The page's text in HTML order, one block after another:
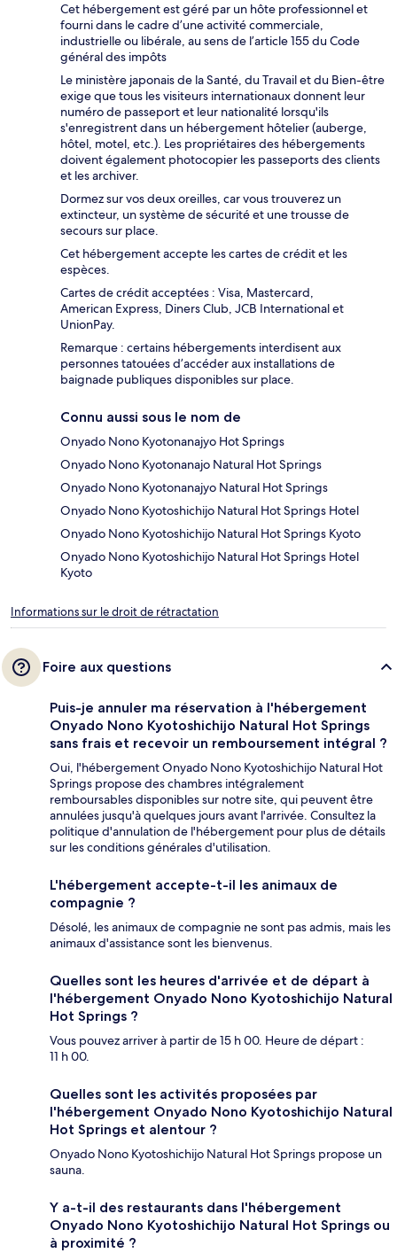
Cet hébergement est géré par un hôte professionnel et
fourni dans le cadre d’une activité commerciale,
industrielle ou libérale, au sens de l’article 155 du Code
général des impôts
Le ministère japonais de la Santé, du Travail et du Bien-être
exige que tous les visiteurs internationaux donnent leur
numéro de passeport et leur nationalité lorsqu'ils
s'enregistrent dans un hébergement hôtelier (auberge,
hôtel, motel, etc.). Les propriétaires des hébergements
doivent également photocopier les passeports des clients
et les archiver.
Dormez sur vos deux oreilles, car vous trouverez un
extincteur, un système de sécurité et une trousse de
secours sur place.
Cet hébergement accepte les cartes de crédit et les
espèces.
Cartes de crédit acceptées : Visa, Mastercard,
American Express, Diners Club, JCB International et
UnionPay.
Remarque : certains hébergements interdisent aux
personnes tatouées d’accéder aux installations de
baignade publiques disponibles sur place.
Connu aussi sous le nom de
Onyado Nono Kyotonanajyo Hot Springs
Onyado Nono Kyotonanajo Natural Hot Springs
Onyado Nono Kyotonanajyo Natural Hot Springs
Onyado Nono Kyotoshichijo Natural Hot Springs Hotel
Onyado Nono Kyotoshichijo Natural Hot Springs Kyoto
Onyado Nono Kyotoshichijo Natural Hot Springs Hotel
Kyoto
Informations sur le droit de rétractation
Foire aux questions
Puis-je annuler ma réservation à l'hébergement
Onyado Nono Kyotoshichijo Natural Hot Springs
sans frais et recevoir un remboursement intégral ?
Oui, l'hébergement Onyado Nono Kyotoshichijo Natural Hot
Springs propose des chambres intégralement
remboursables disponibles sur notre site, qui peuvent être
annulées jusqu'à quelques jours avant l'arrivée. Consultez la
politique d'annulation de l'hébergement pour plus de détails
sur les conditions générales d'utilisation.
L'hébergement accepte-t-il les animaux de
compagnie ?
Désolé, les animaux de compagnie ne sont pas admis, mais les
animaux d'assistance sont les bienvenus.
Quelles sont les heures d'arrivée et de départ à
l'hébergement Onyado Nono Kyotoshichijo Natural
Hot Springs ?
Vous pouvez arriver à partir de 15 h 00. Heure de départ :
11 h 00.
Quelles sont les activités proposées par
l'hébergement Onyado Nono Kyotoshichijo Natural
Hot Springs et alentour ?
Onyado Nono Kyotoshichijo Natural Hot Springs propose un
sauna.
Y a-t-il des restaurants dans l'hébergement
Onyado Nono Kyotoshichijo Natural Hot Springs ou
à proximité ?